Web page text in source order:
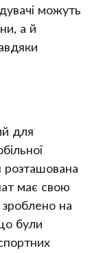
можуть
а й
для
розташована
має свою
на
були